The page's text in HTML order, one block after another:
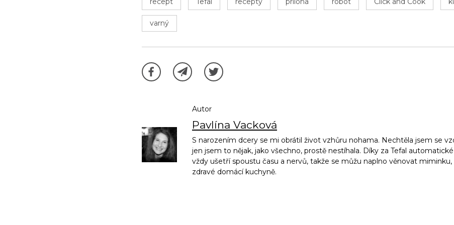
varný
Autor
Pavlína Vacková
S narozením dcery se mi obrátil život vzhůru nohama. Nechtěla jsem se
jen jsem to nějak, jako všechno, prostě nestíhala. Díky za Tefal
vždy ušetří spoustu času a nervů, takže se můžu naplno věnovat miminku,
zdravé domácí kuchyně.